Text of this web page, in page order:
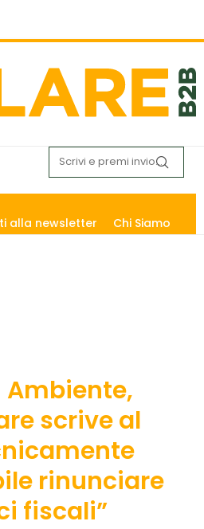
alla newsletter Chi Siamo
scrive al
rinunciare
fiscali”